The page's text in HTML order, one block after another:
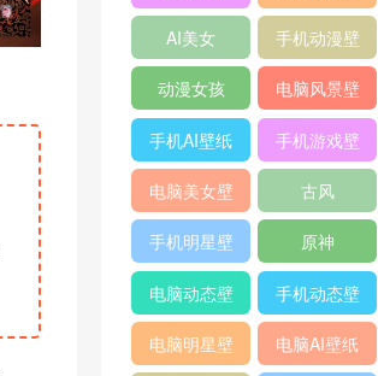
纸
AI美女
手机动漫壁
纸
动漫女孩
电脑风景壁
纸
手机AI壁纸
手机游戏壁
纸
电脑美女壁
纸
古风
手机明星壁
纸
原神
电脑动态壁
纸
手机动态壁
纸
电脑明星壁
电脑AI壁纸